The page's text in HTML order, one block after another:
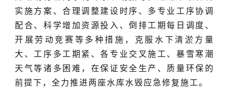
实施方案、合理调整建设时序、多专业工序协调
配合、科学增加资源投入、倒排工期每日调度、
开展劳动竞赛等多种措施，克服水下清淤方量
大、工序多工期紧、各专业交叉施工、暴雪寒潮
天气等诸多困难，在保证安全生产、质量环保的
前提下，全力推进两座水库水毁应急修复施工。